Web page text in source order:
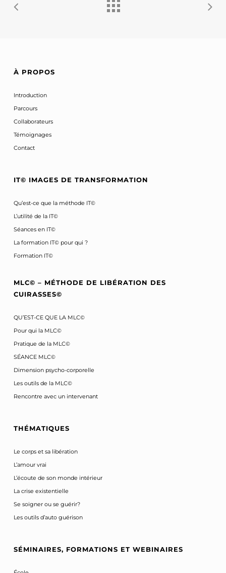
À PROPOS
Introduction
Parcours
Collaborateurs
Témoignages
Contact
IT© IMAGES DE TRANSFORMATION
Qu’est-ce que la méthode IT©
L’utilité de la IT©
Séances en IT©
La formation IT© pour qui ?
Formation IT©
MLC© – MÉTHODE DE LIBÉRATION DES
CUIRASSES©
QU’EST-CE QUE LA MLC©
Pour qui la MLC©
Pratique de la MLC©
SÉANCE MLC©
Dimension psycho-corporelle
Les outils de la MLC©
Rencontre avec un intervenant
THÉMATIQUES
Le corps et sa libération
L’amour vrai
L’écoute de son monde intérieur
La crise existentielle
Se soigner ou se guérir?
Les outils d’auto guérison
SÉMINAIRES, FORMATIONS ET WEBINAIRES